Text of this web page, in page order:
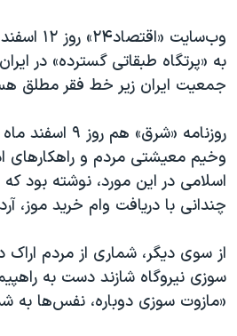
وب‌سایت
به «پرتگاه طبقاتی گسترده» در
جمعیت ایران زیر خط فقر مطلق
روزنامه «شرق»
وخیم معیشتی مردم و
اسلامی در این مورد، نوشته بود
چندانی با دریافت وام خرید موز،
از سوی دیگر، شماری از مردم اراک
سوزی نیروگاه شازند دست به
«مازوت سوزی دوباره، نفس‌ها به